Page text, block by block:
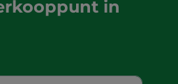
in